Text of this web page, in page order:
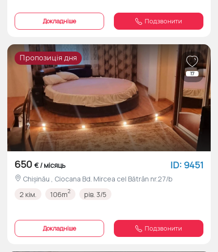
Докладніше Подзвонити
17
Пропозиція дня
650 € / місяць ID: 9451
Chișinău , Ciocana Bd. Mircea cel Bătrân nr.27/b
2 кім.
106m2 рів. 3/5
Докладніше Подзвонити